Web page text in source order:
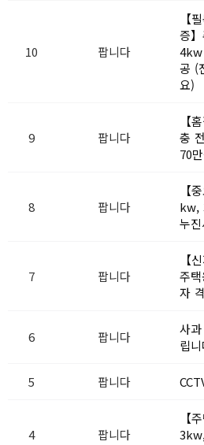
10 팝니다
【
증
4kw
공 (
요)
9 팝니다
【
충
70
8 팝니다
【
kw,
누
7 팝니다
【
주
자
6 팝니다
사
립
5 팝니다
4 팝니다
【